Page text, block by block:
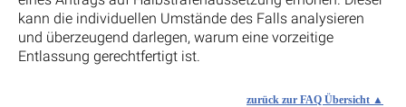
kann die individuellen Umstände des Falls analysieren
und überzeugend darlegen, warum eine vorzeitige
Entlassung gerechtfertigt ist.
zurück zur FAQ Übersicht